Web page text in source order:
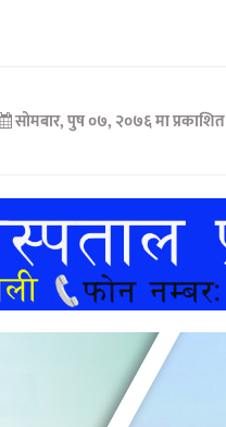
सोमबार, पुष ०७, २०७६ मा प्रकाशित